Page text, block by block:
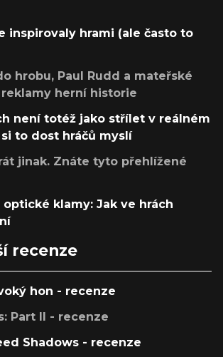
inspirovaly hrami (ale často to
hrobu, Paul Rudd a mateřské
herní historie
není totéž jako střílet v reálném
to dost hráčů myslí
jinak. Znáte tyto přehlížené
optické klamy: Jak ve hrách
recenze
hon - recenze
Part II - recenze
Shadows - recenze